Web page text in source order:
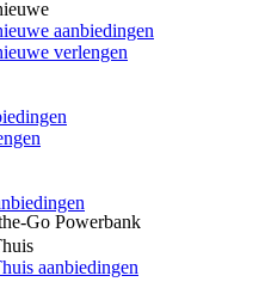
aanbiedingen
verlengen
aanbiedingen
Go Powerbank